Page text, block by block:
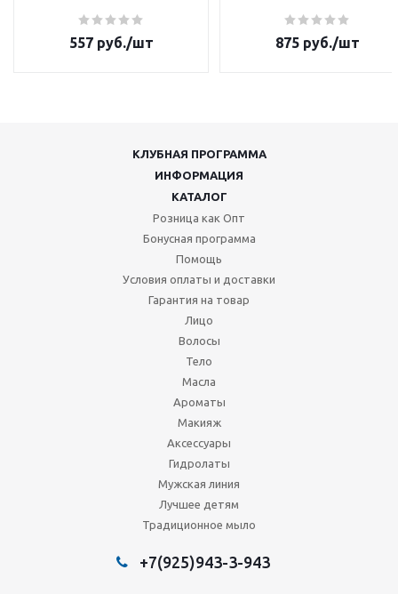
557руб./шт 875руб./шт
КЛУБНАЯ ПРОГРАММА
ИНФОРМАЦИЯ
КАТАЛОГ
Розница как Опт
Бонусная программа
Помощь
Условия оплаты и доставки
Гарантия на товар
Лицо
Волосы
Тело
Масла
Ароматы
Макияж
Аксессуары
Гидролаты
Мужская линия
Лучшее детям
Традиционное мыло
+7(925)943-3-943